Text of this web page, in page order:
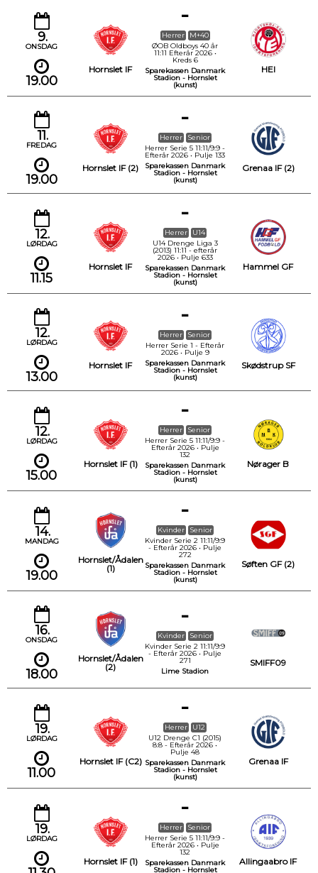
9.
ONSDAG
19.00
Hornslet IF
-
Herrer
M+40
ØOB Oldboys 40 år
11:11 Efterår 2026 •
Kreds 6
Sparekassen Danmark
Stadion - Hornslet
(kunst)
HEI
11.
FREDAG
19.00
Hornslet IF (2)
-
Herrer
Senior
Herrer Serie 5 11:11/9:9 -
Efterår 2026 • Pulje 133
Sparekassen Danmark
Stadion - Hornslet
(kunst)
Grenaa IF (2)
12.
LØRDAG
11.15
Hornslet IF
-
Herrer
U14
U14 Drenge Liga 3
(2013) 11:11 - efterår
2026 • Pulje 633
Sparekassen Danmark
Stadion - Hornslet
(kunst)
Hammel GF
12.
LØRDAG
13.00
Hornslet IF
-
Herrer
Senior
Herrer Serie 1 - Efterår
2026 • Pulje 9
Sparekassen Danmark
Stadion - Hornslet
(kunst)
Skødstrup SF
12.
LØRDAG
15.00
Hornslet IF (1)
-
Herrer
Senior
Herrer Serie 5 11:11/9:9 -
Efterår 2026 • Pulje
132
Sparekassen Danmark
Stadion - Hornslet
(kunst)
Nørager B
14.
MANDAG
19.00
Hornslet/Ådalen
(1)
-
Kvinder
Senior
Kvinder Serie 2 11:11/9:9
- Efterår 2026 • Pulje
272
Sparekassen Danmark
Stadion - Hornslet
(kunst)
Søften GF (2)
16.
ONSDAG
18.00
Hornslet/Ådalen
(2)
-
Kvinder
Senior
Kvinder Serie 2 11:11/9:9
- Efterår 2026 • Pulje
271
Lime Stadion
SMIFF09
19.
LØRDAG
11.00
Hornslet IF (C2)
-
Herrer
U12
U12 Drenge C1 (2015)
8:8 - Efterår 2026 •
Pulje 48
Sparekassen Danmark
Stadion - Hornslet
(kunst)
Grenaa IF
19.
LØRDAG
Hornslet IF (1)
-
Herrer
Senior
Herrer Serie 5 11:11/9:9 -
Efterår 2026 • Pulje
132
Sparekassen Danmark
Stadion - Hornslet
Allingaabro IF